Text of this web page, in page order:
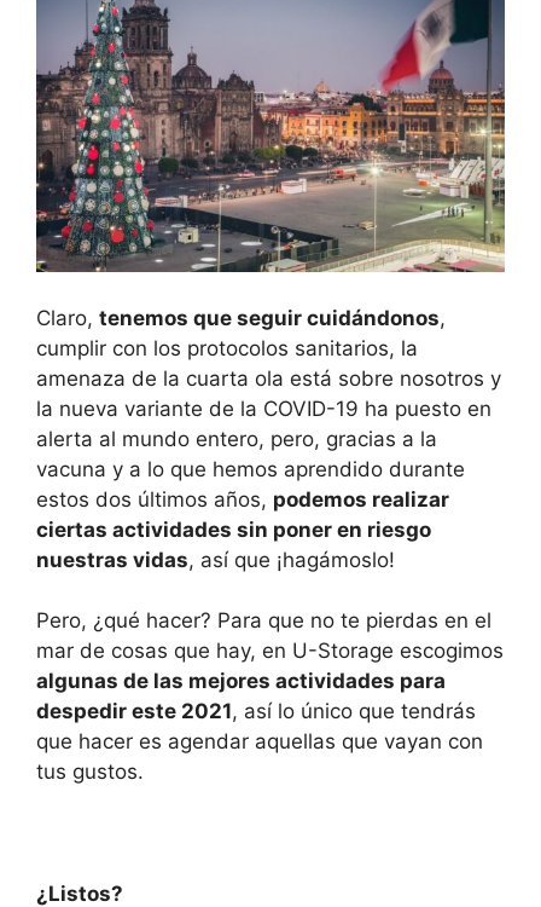
Claro, tenemos que seguir cuidándonos,
cumplir con los protocolos sanitarios, la
amenaza de la cuarta ola está sobre nosotros y
la nueva variante de la COVID-19 ha puesto en
alerta al mundo entero, pero, gracias a la
vacuna y a lo que hemos aprendido durante
estos dos últimos años, podemos realizar
ciertas actividades sin poner en riesgo
nuestras vidas, así que ¡hagámoslo!
Pero, ¿qué hacer? Para que no te pierdas en el
mar de cosas que hay, en U-Storage escogimos
algunas de las mejores actividades para
despedir este 2021, así lo único que tendrás
que hacer es agendar aquellas que vayan con
tus gustos.
¿Listos?